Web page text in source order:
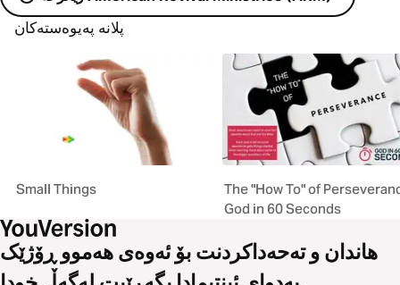
پلانە پەیوەستەکان
Small Things
The "How To" of
God in 60 Seconds
هاندان و تەحەداکردنت بۆ ئەوەی هەموو ڕۆژێک